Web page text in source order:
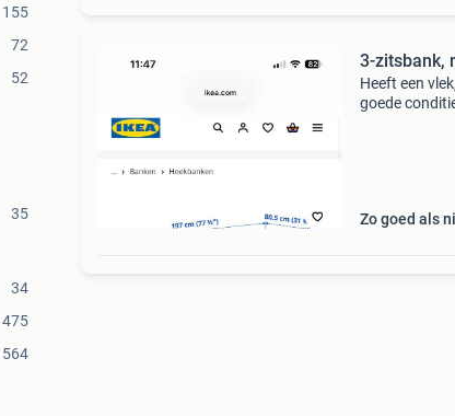
155
72
52
35
34
475
564
3-zitsbank,
Heeft een
goede
Zo goed als